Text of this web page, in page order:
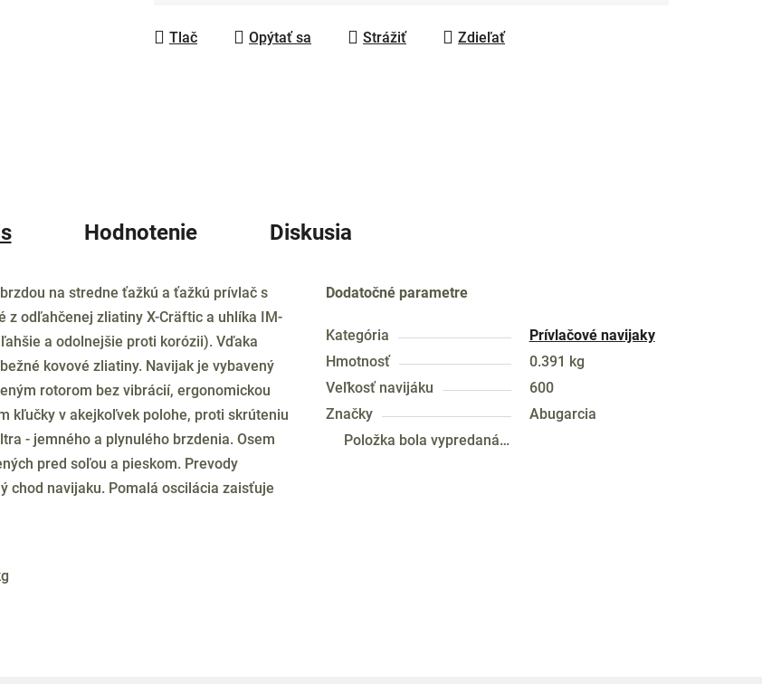
Tlač
Opýtať sa Strážiť Zdieľať
Hodnotenie Diskusia
na stredne ťažkú a ťažkú prívlač s
z odľahčenej zliatiny X-Cräftic a uhlíka IM-
a odolnejšie proti korózii). Vďaka
kovové zliatiny. Navijak je vybavený
rotorom bez vibrácií, ergonomickou
kľučky v akejkoľvek polohe, proti skrúteniu
- jemného a plynulého brzdenia. Osem
pred soľou a pieskom. Prevody
chod navijaku. Pomalá oscilácia zaisťuje
Dodatočné parametre
Kategória
Prívlačové navijaky
Hmotnosť
0.391 kg
Veľkosť navijáku
600
Značky
Abugarcia
Položka bola vypredaná…